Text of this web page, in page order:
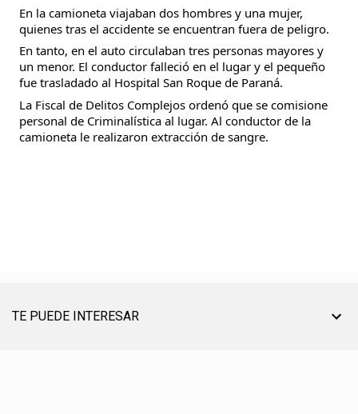
En la camioneta viajaban dos hombres y una mujer,
quienes tras el accidente se encuentran fuera de peligro.
En tanto, en el auto circulaban tres personas mayores y
un menor. El conductor falleció en el lugar y el pequeño
fue trasladado al Hospital San Roque de Paraná.
La Fiscal de Delitos Complejos ordenó que se comisione
personal de Criminalística al lugar. Al conductor de la
camioneta le realizaron extracción de sangre.
TE PUEDE INTERESAR